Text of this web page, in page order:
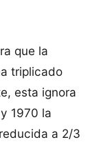
que la
triplicado
esta ignora
1970 la
a 2/3